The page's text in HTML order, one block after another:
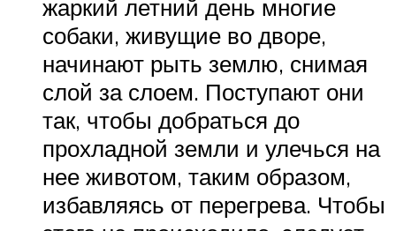
жаркий летний день многие
собаки, живущие во дворе,
начинают рыть землю, снимая
слой за слоем. Поступают они
так, чтобы добраться до
прохладной земли и улечься на
нее животом, таким образом,
избавляясь от перегрева. Чтобы